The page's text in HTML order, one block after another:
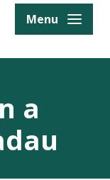
Menu
a